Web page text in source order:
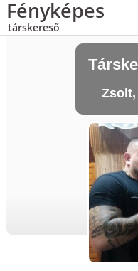
Fényképes
társkereső
Zsolt,